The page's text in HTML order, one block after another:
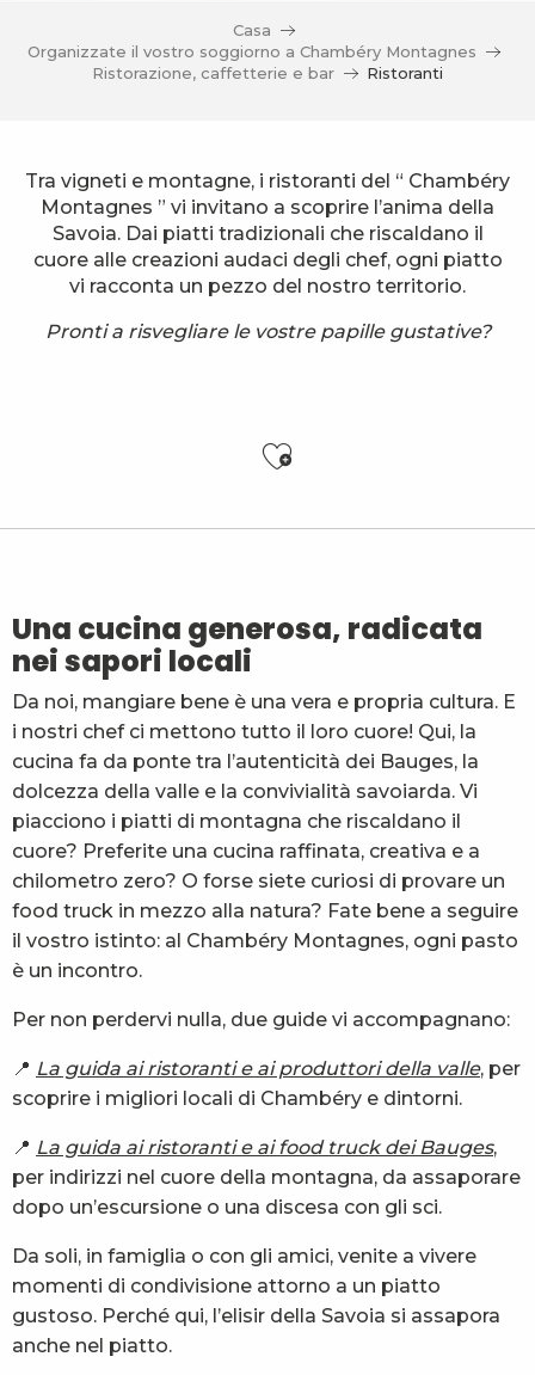
Casa
Organizzate il vostro soggiorno a Chambéry Montagnes
Ristorazione, caffetterie e bar
Ristoranti
Tra vigneti e montagne, i ristoranti del “ Chambéry
Montagnes ” vi invitano a scoprire l’anima della
Savoia. Dai piatti tradizionali che riscaldano il
cuore alle creazioni audaci degli chef, ogni piatto
vi racconta un pezzo del nostro territorio.
Pronti a risvegliare le vostre papille gustative?
Ajouter aux
Le Restaurant de la Halte
Maison Chanvillard
Restaurant Bar La Grolle
Café de Lyon
Le Grand Joseph
Brasserie Folliet
Le Caribou
Le Cosmo
Una cucina generosa, radicata
nei sapori locali
Da noi, mangiare bene è una vera e propria cultura. E
i nostri chef ci mettono tutto il loro cuore! Qui, la
cucina fa da ponte tra l’autenticità dei Bauges, la
dolcezza della valle e la convivialità savoiarda. Vi
piacciono i piatti di montagna che riscaldano il
cuore? Preferite una cucina raffinata, creativa e a
chilometro zero? O forse siete curiosi di provare un
food truck in mezzo alla natura? Fate bene a seguire
il vostro istinto: al Chambéry Montagnes, ogni pasto
è un incontro.
Per non perdervi nulla, due guide vi accompagnano:
📍 La guida ai ristoranti e ai produttori della valle, per
scoprire i migliori locali di Chambéry e dintorni.
📍 La guida ai ristoranti e ai food truck dei Bauges,
per indirizzi nel cuore della montagna, da assaporare
dopo un’escursione o una discesa con gli sci.
Da soli, in famiglia o con gli amici, venite a vivere
momenti di condivisione attorno a un piatto
gustoso. Perché qui, l’elisir della Savoia si assapora
anche nel piatto.